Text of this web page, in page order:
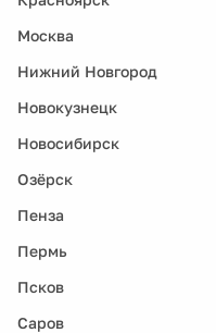
Москва
Нижний Новгород
Новокузнецк
Новосибирск
Озёрск
Пенза
Пермь
Псков
Саров